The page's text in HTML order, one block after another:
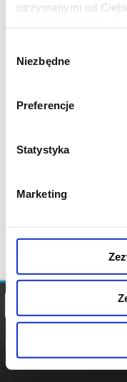
otrzymanymi od
zgody
Niezbędne
Preferencje
Statystyka
Marketing